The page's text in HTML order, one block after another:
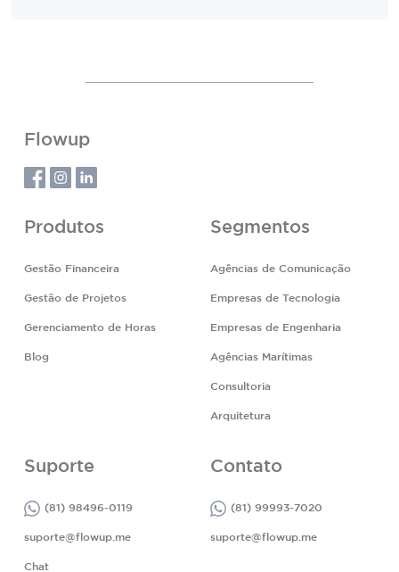
Flowup
Produtos
Gestão Financeira
Gestão de Projetos
Gerenciamento de Horas
Blog
Segmentos
Agências de Comunicação
Empresas de Tecnologia
Empresas de Engenharia
Agências Marítimas
Consultoria
Arquitetura
Suporte
(81) 98496-0119
suporte@flowup.me
Chat
Contato
(81) 99993-7020
suporte@flowup.me